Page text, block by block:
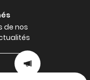
de nos